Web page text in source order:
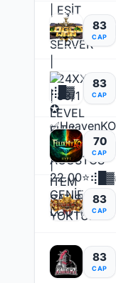
83
CAP
83
CAP
70
CAP
83
CAP
83
CAP